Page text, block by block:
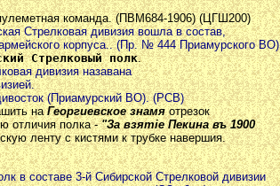
команда. (ПВМ684-1906) (ЦГШ200)
Стрелковая дивизия вошла в состав,
корпуса.. (Пр. № 444 Приамурского ВО)
Стрелковый полк.
дивизия назавана
(Приамурский ВО). (РСВ)
наГеоргиевское знамяотрезок
отличия полка -"За взятiе Пекина въ 1900
ленту с кистями к трубке навершия.
в составе 3-й Сибирской Стрелковой дивизии